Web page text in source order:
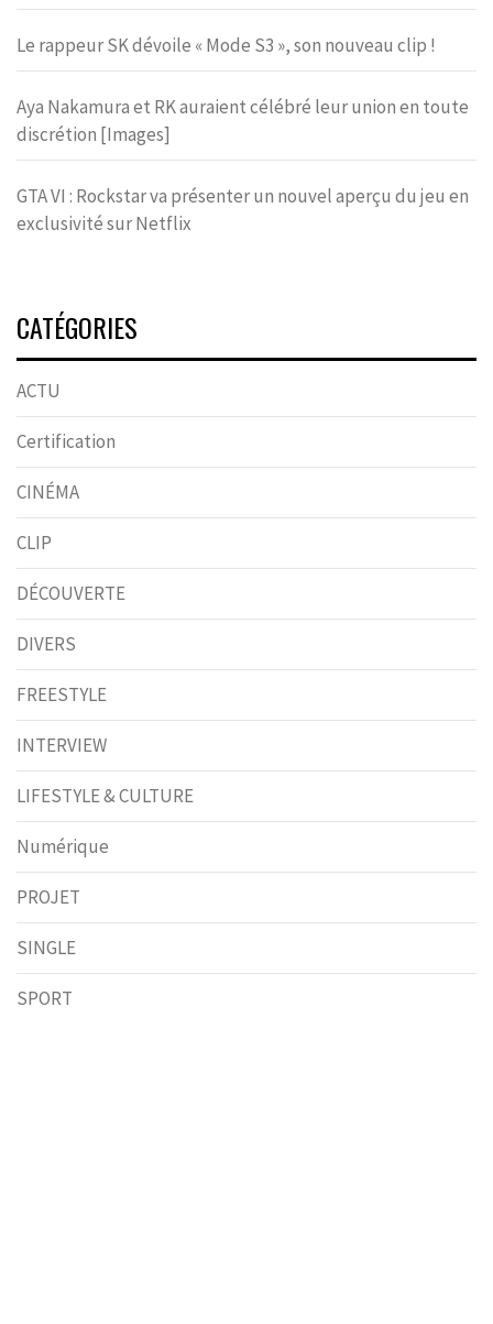
Le rappeur SK dévoile « Mode S3 », son nouveau clip !
Aya Nakamura et RK auraient célébré leur union en toute
discrétion [Images]
GTA VI : Rockstar va présenter un nouvel aperçu du jeu en
exclusivité sur Netflix
CATÉGORIES
ACTU
Certification
CINÉMA
CLIP
DÉCOUVERTE
DIVERS
FREESTYLE
INTERVIEW
LIFESTYLE & CULTURE
Numérique
PROJET
SINGLE
SPORT